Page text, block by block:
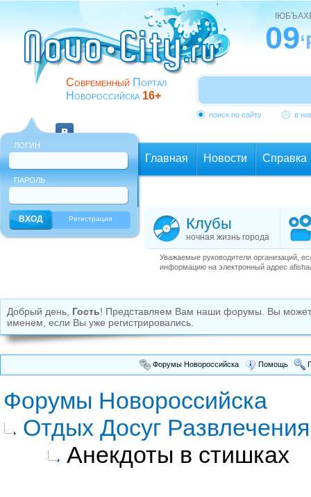
Современный Портал
Новороссийска 16+
09
поиск по сайту в
ЛОГИН
ПАРОЛЬ
Регистрация
Главная Новости Справка
Клубы
ночная жизнь города
Уважаемые руководители организаций,
информацию на электронный адрес
Добрый день, Гость! Представляем Вам наши форумы. Вы
именем, если Вы уже регистрировались.
Форумы Новороссийска Помощь
Форумы Новороссийска
Отдых Досуг Развлечения
Анекдоты в стишках